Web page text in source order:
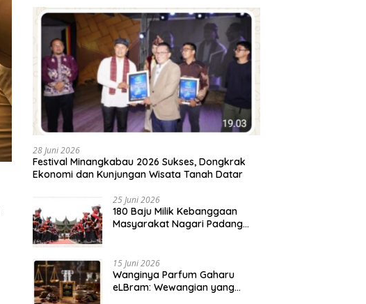
28 Juni 2026
Festival Minangkabau 2026 Sukses, Dongkrak
Ekonomi dan Kunjungan Wisata Tanah Datar
25 Juni 2026
180 Baju Milik Kebanggaan
Masyarakat Nagari Padang
Minangkabau
15 Juni 2026
Wanginya Parfum Gaharu
eLBram: Wewangian yang